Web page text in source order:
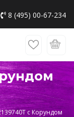
8 (495) 00-67-234
c Корундом